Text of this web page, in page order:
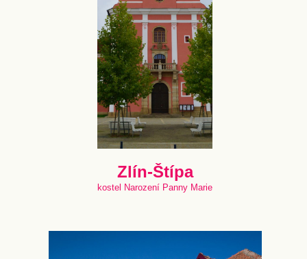
Zlín-Štípa
kostel Narození Panny Marie